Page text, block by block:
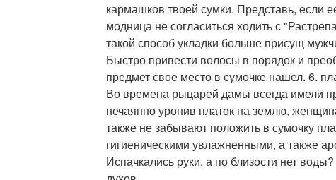
кармашков твоей сумки. Представь, если
модница не согласиться ходить с
такой способ укладки больше присущ
Быстро привести волосы в порядок и
предмет свое место в сумочке нашел. 6.
Во времена рыцарей дамы всегда имели
нечаянно уронив платок на землю,
также не забывают положить в сумочку
гигиеническими увлажненными, а также
Испачкались руки, а по близости нет